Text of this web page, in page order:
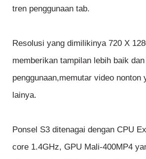
tren penggunaan tab.
Resolusi yang dimilikinya 720 X
memberikan tampilan lebih baik
penggunaan,memutar video nonton
lainya.
Ponsel S3 ditenagai dengan CPU
core 1.4GHz, GPU Mali-400MP4